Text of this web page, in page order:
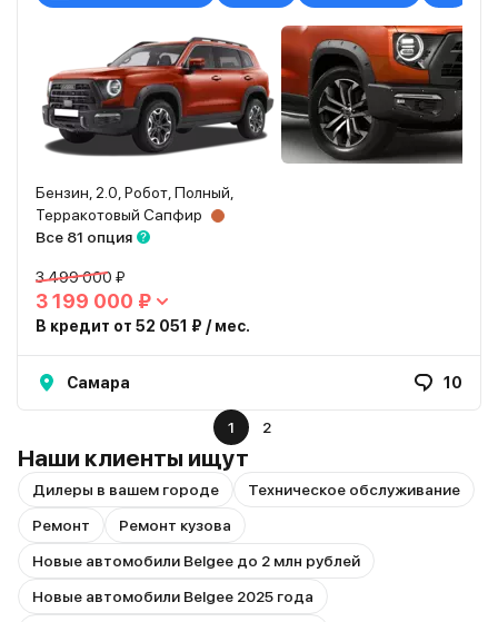
Бензин, 2.0, Робот, Полный,
Терракотовый Сапфир
Все 81 опция
3 499 000 ₽
3 199 000 ₽
В кредит от 52 051 ₽ / мес.
Самара 10
1 2
Наши клиенты ищут
Дилеры в вашем городе
Техническое обслуживание
Ремонт
Ремонт кузова
Новые автомобили Belgee до 2 млн рублей
Новые автомобили Belgee 2025 года